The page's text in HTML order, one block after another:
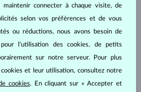
L'ATELIER KLENOTA
connecter à chaque visite, de
selon vos préférences et de vous
ou réductions, nous avons besoin de
l’utilisation des cookies, de petits
sur notre serveur. Pour plus
et leur utilisation, consultez notre
cookies. En cliquant sur « Accepter et